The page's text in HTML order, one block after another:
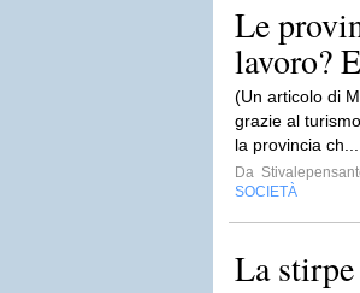
Le
lavoro?
(Un articolo di
grazie al
la provincia ch...
Da
SOCIETÀ
La